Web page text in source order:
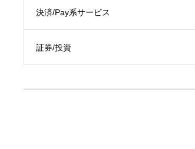
決済/Pay系サービス
証券/投資